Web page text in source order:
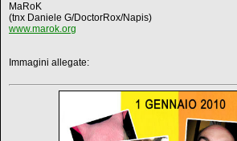
MaRoK
(tnx Daniele G/DoctorRox/Napis)
www.marok.org
Immagini allegate: